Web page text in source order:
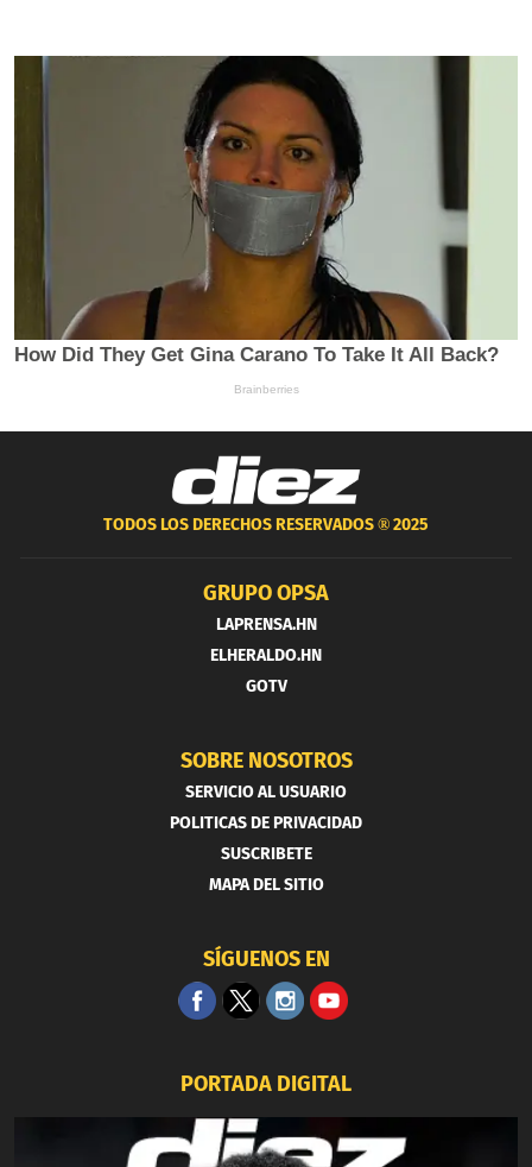
TODOS LOS DERECHOS RESERVADOS ®2025
GRUPO OPSA
LAPRENSA.HN
ELHERALDO.HN
GOTV
SOBRE NOSOTROS
SERVICIO AL USUARIO
POLITICAS DE PRIVACIDAD
SUSCRIBETE
MAPA DEL SITIO
SÍGUENOS EN
PORTADA DIGITAL